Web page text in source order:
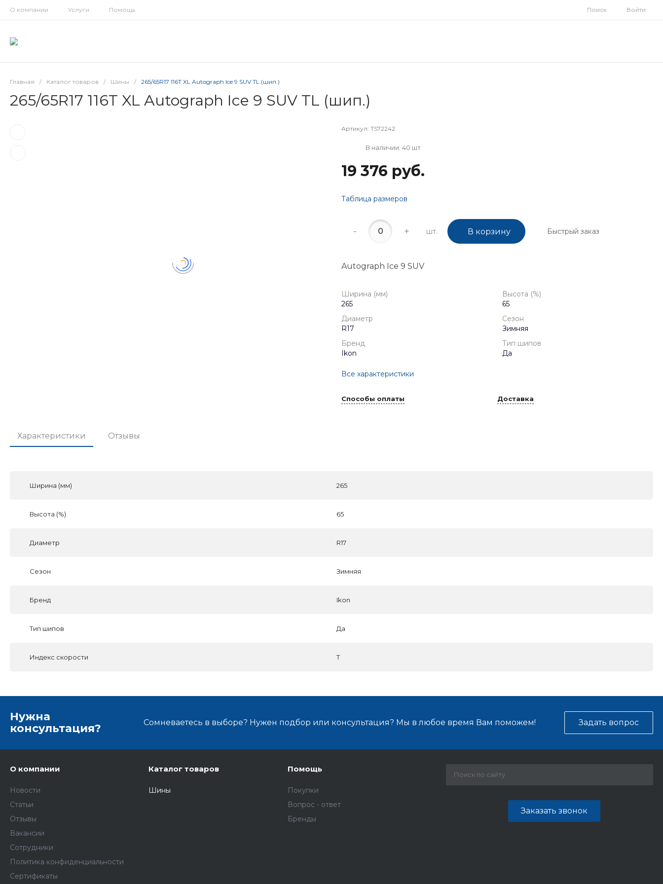
О компании Услуги Помощь Поиск Войти
Главная / Каталог товаров / Шины / 265/65R17 116T XL Autograph Ice 9 SUV TL (шип.)
265/65R17 116T XL Autograph Ice 9 SUV TL (шип.)
Артикул: TS72242
В наличии: 40 шт
19 376 руб.
Таблица размеров
- + шт. В корзину Быстрый заказ
Autograph Ice 9 SUV
Ширина (мм)
265
Высота (%)
65
Диаметр
R17
Сезон
Зимняя
Бренд
Ikon
Тип шипов
Да
Все характеристики
Способы оплаты Доставка
Характеристики Отзывы
Ширина (мм) 265
Высота (%) 65
Диаметр R17
Сезон Зимняя
Бренд Ikon
Тип шипов Да
Индекс скорости T
Нужна
консультация?
Сомневаетесь в выборе? Нужен подбор или консультация? Мы в любое время Вам поможем! Задать вопрос
О компании
Новости
Статьи
Отзывы
Вакансии
Сотрудники
Политика конфиденциальности
Сертификаты
Каталог товаров
Шины
Помощь
Покупки
Вопрос - ответ
Бренды
Заказать звонок